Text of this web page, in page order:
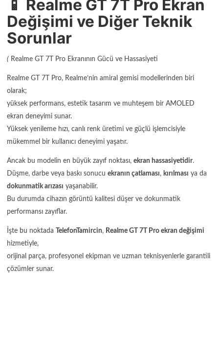
📱 Realme GT 7T Pro Ekran
Değişimi ve Diğer Teknik
Sorunlar
( Realme GT 7T Pro Ekranının Gücü ve Hassasiyeti
Realme GT 7T Pro, Realme’nin amiral gemisi modellerinden biri
olarak;
yüksek performans, estetik tasarım ve muhteşem bir AMOLED
ekran deneyimi sunar.
Yüksek yenileme hızı, canlı renk üretimi ve güçlü işlemcisiyle
mükemmel bir kullanıcı deneyimi yaşatır.
Ancak bu modelin en büyük zayıf noktası, ekran hassasiyetidir.
Düşme, darbe veya baskı sonucu ekranın çatlaması, kırılması ya da
dokunmatik arızası yaşanabilir.
Bu durumda cihazın görüntü kalitesi düşer ve dokunmatik
performansı zayıflar.
İşte bu noktada TelefonTamircin, Realme GT 7T Pro ekran değişimi
hizmetiyle,
orijinal parça, profesyonel ekipman ve uzman teknisyenlerle garantili
çözümler sunar.